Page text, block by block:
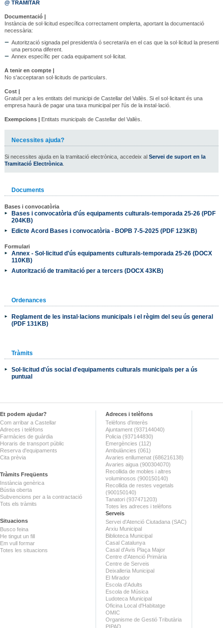
@ TRAMITAR
Documentació |
Instància de sol·licitud específica correctament omplerta, aportant la documentació
necessària:
Autorització signada pel president/a ó secretari/a en el cas que la sol·licitud la presenti
una persona diferent.
Annex específic per cada equipament sol·licitat.
A tenir en compte |
No s'acceptaran sol·licituds de particulars.
Cost |
Gratuït per a les entitats del municipi de Castellar del Vallès. Si el sol·licitant és una
empresa haurà de pagar una taxa municipal per l'ús de la instal·lació.
Exempcions | Entitats municipals de Castellar del Vallès.
Necessites ajuda?
Si necessites ajuda en la tramitació electrònica, accedeix al Servei de suport en la
Tramitació Electrònica.
Documents
Bases i convocatòria
Bases i convocatòria d'ús equipaments culturals-temporada 25-26 (PDF
204KB)
Edicte Acord Bases i convocatòria - BOPB 7-5-2025 (PDF 123KB)
Formulari
Annex - Sol·licitud d'ús equipaments culturals-temporada 25-26 (DOCX
110KB)
Autorització de tramitació per a tercers (DOCX 43KB)
Ordenances
Reglament de les instal·lacions municipals i el règim del seu ús general
(PDF 131KB)
Tràmits
Sol·licitud d'ús social d'equipaments culturals municipals per a ús
puntual
Et podem ajudar?
Com arribar a Castellar
Adreces i telèfons
Farmàcies de guàrdia
Horaris de transport públic
Reserva d'equipaments
Cita prèvia
Tràmits Freqüents
Instància genèrica
Bústia oberta
Subvencions per a la contractació
Tots els tràmits
Situacions
Busco feina
He tingut un fill
Em vull formar
Totes les situacions
Adreces i telèfons
Telèfons d'interès
Ajuntament (937144040)
Policia (937144830)
Emergències (112)
Ambulàncies (061)
Avaries enllumenat (686216138)
Avaries aigua (900304070)
Recollida de mobles i altres
voluminosos (900150140)
Recollida de restes vegetals
(900150140)
Tanatori (937471203)
Totes les adreces i telèfons
Serveis
Servei d'Atenció Ciutadana (SAC)
Arxiu Municipal
Biblioteca Municipal
Casal Catalunya
Casal d'Avis Plaça Major
Centre d'Atenció Primària
Centre de Serveis
Deixalleria Municipal
El Mirador
Escola d'Adults
Escola de Música
Ludoteca Municipal
Oficina Local d'Habitatge
OMIC
Organisme de Gestió Tributària
PIPAD